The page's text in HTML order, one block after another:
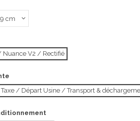
V2 / Rectifié
/ Départ Usine / Transport &